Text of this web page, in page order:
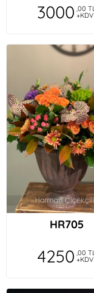
3000 ,00 TL
+KDV
HR705
4250 ,00 TL
+KDV